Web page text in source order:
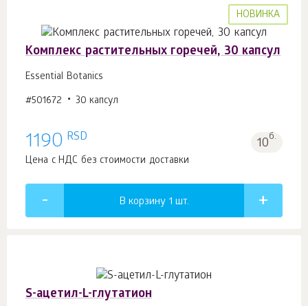
НОВИНКА
Комплекс растительных горечей, 30 капсул
Essential Botanics
#501672 30 капсул
1190 RSD 10б.
Цена с НДС без стоимости доставки
В корзину 1 шт.
S-ацетил-L-глутатион